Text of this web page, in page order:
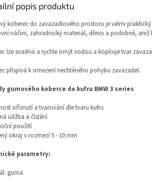
popis produktu
koberec do zavazadlového prostoru je velmi
náčiní, zahradnický materiál, dřevo a podobně, aniž
lze snadno a rychle omýt vodou a kopíruje tvar
přispívá k omezení nechtěného pohybu zavazadel.
gumového koberce do kufru BMW 3 series
oříznutí a tvarování dle tvaru kufru
údžba a čístění
použití
okraj v rozmezí 5 - 10 mm
parametry:
guma